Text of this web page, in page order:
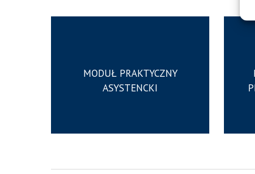
MODUŁ PRAKTYCZNY
ASYSTENCKI